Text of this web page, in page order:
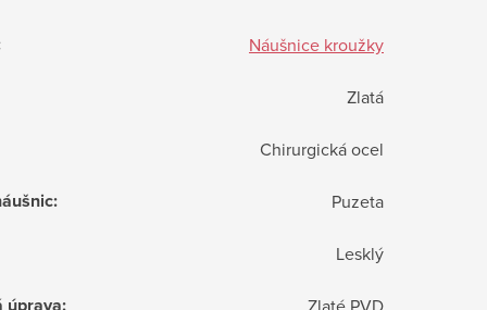
Náušnice kroužky
Zlatá
Chirurgická ocel
: Puzeta
Lesklý